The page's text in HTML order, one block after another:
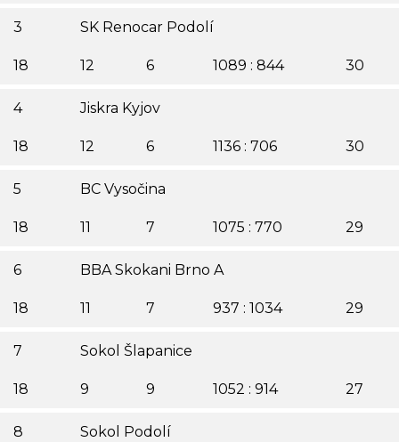
3 SK Renocar Podolí
18 12 6 1089 : 844 30
4 Jiskra Kyjov
18 12 6 1136 : 706 30
5 BC Vysočina
18 11 7 1075 : 770 29
6 BBA Skokani Brno A
18 11 7 937 : 1034 29
7 Sokol Šlapanice
18 9 9 1052 : 914 27
8 Sokol Podolí